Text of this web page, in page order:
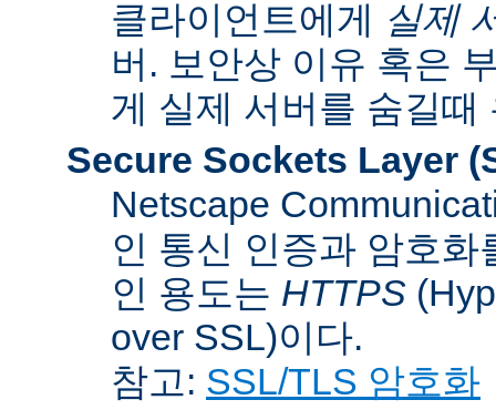
클라이언트에게 실제
버. 보안상 이유 혹은
게 실제 서버를 숨길때
Secure Sockets Layer
Netscape
인 통신 인증과 암호
인 용도는 HTTPS
over SSL)이다.
참고: SSL/TLS 암호화